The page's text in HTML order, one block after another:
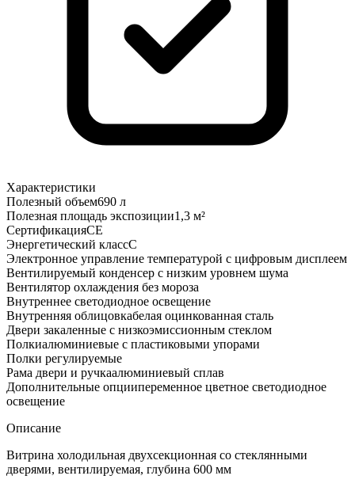
Характеристики
Полезный объем690 л
Полезная площадь экспозиции1,3 м²
СертификацияCE
Энергетический классC
Электронное управление температурой с цифровым дисплеем
Вентилируемый конденсер с низким уровнем шума
Вентилятор охлаждения без мороза
Внутреннее светодиодное освещение
Внутренняя облицовкабелая оцинкованная сталь
Двери закаленные с низкоэмиссионным стеклом
Полкиалюминиевые с пластиковыми упорами
Полки регулируемые
Рама двери и ручкаалюминиевый сплав
Дополнительные опциипеременное цветное светодиодное
освещение
Описание
Витрина холодильная двухсекционная со стеклянными
дверями, вентилируемая, глубина 600 мм